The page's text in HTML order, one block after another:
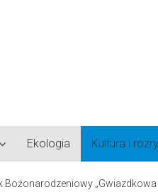
Ekologia Kultura i